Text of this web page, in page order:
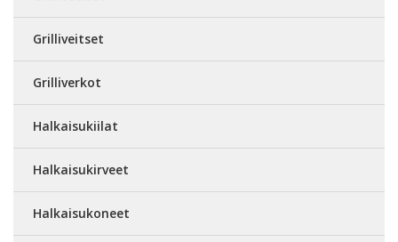
Grilliveitset
Grilliverkot
Halkaisukiilat
Halkaisukirveet
Halkaisukoneet